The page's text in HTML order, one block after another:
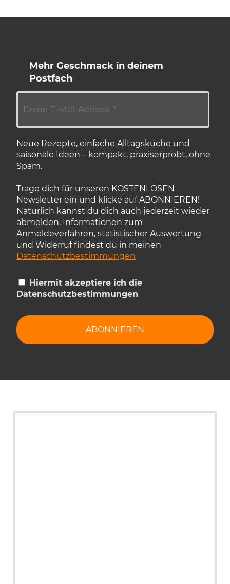
Mehr Geschmack in deinem
Postfach
Neue Rezepte, einfache Alltagsküche und
saisonale Ideen – kompakt, praxiserprobt, ohne
Spam.
Trage dich für unseren KOSTENLOSEN
Newsletter ein und klicke auf ABONNIEREN!
Natürlich kannst du dich auch jederzeit wieder
abmelden. Informationen zum
Anmeldeverfahren, statistischer Auswertung
und Widerruf findest du in meinen
Datenschutzbestimmungen
Hiermit akzeptiere ich die
Datenschutzbestimmungen